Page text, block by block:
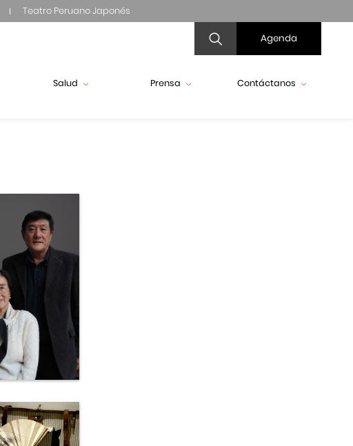
Teatro Peruano Japonés
Agenda
Salud Prensa Contáctanos